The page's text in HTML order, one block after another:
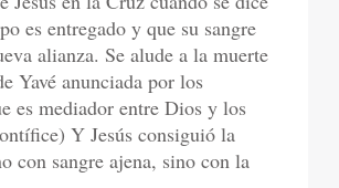
es entregado y que su sangre
alianza. Se alude a la muerte
Yavé anunciada por los
es mediador entre Dios y los
Y Jesús consiguió la
con sangre ajena, sino con la